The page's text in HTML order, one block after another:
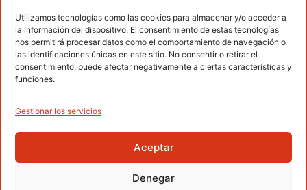
Utilizamos tecnologías como las cookies para almacenar y/o acceder a
la información del dispositivo. El consentimiento de estas tecnologías
nos permitirá procesar datos como el comportamiento de navegación o
las identificaciones únicas en este sitio. No consentir o retirar el
consentimiento, puede afectar negativamente a ciertas características y
funciones.
Gestionar los servicios
Aceptar
Denegar
autonómicas
Clubes
Contacto
Escalada
Escalada
paralimpica
Marcha
Nórdica
Raquetas de
nieve
934 264 267
Copyright © 2026 Federación Española de Deportes de
Montaña y Escalada | Desarrollado porTOOOLS